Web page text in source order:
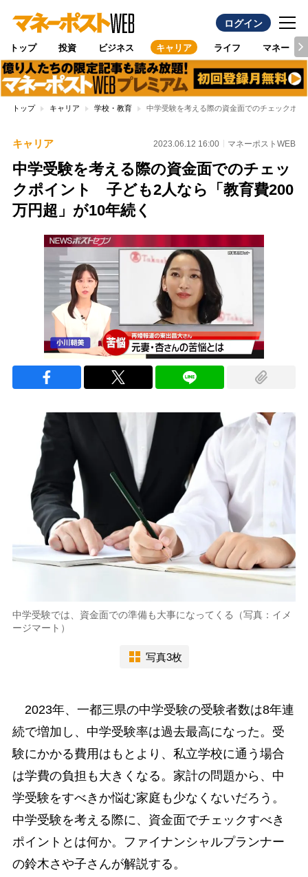
ログイン
トップ 投資 ビジネス キャリア ライフ マネー
トップ キャリア 学校・教育 中学受験を考える際の資金面でのチェックポ
キャリア 2023.06.12 16:00 マネーポストWEB
中学受験を考える際の資金面でのチェッ
クポイント 子ども2人なら「教育費200
万円超」が10年続く
中学受験では、資金面での準備も大事になってくる（写真：イメ
ージマート）
写真3枚
2023年、一都三県の中学受験の受験者数は8年連
続で増加し、中学受験率は過去最高になった。受
験にかかる費用はもとより、私立学校に通う場合
は学費の負担も大きくなる。家計の問題から、中
学受験をすべきか悩む家庭も少なくないだろう。
中学受験を考える際に、資金面でチェックすべき
ポイントとは何か。ファイナンシャルプランナー
の鈴木さや子さんが解説する。